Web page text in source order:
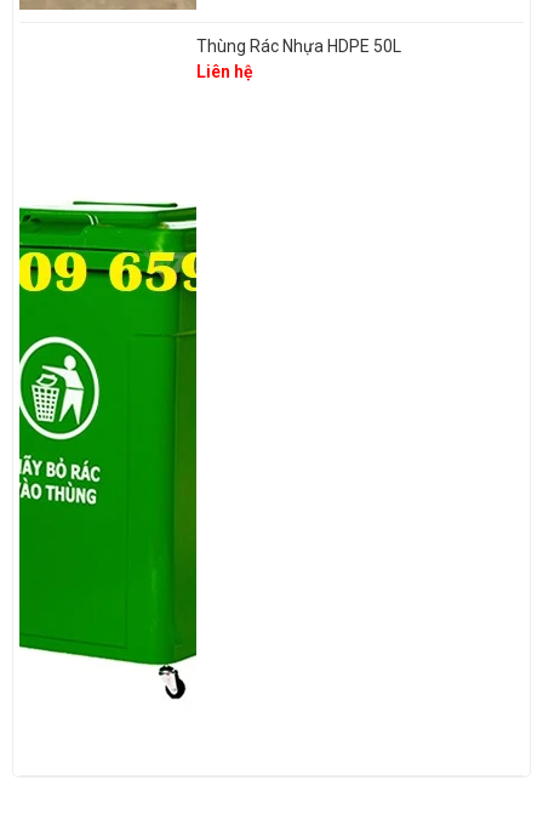
Thùng Rác Nhựa HDPE 50L
Liên hệ